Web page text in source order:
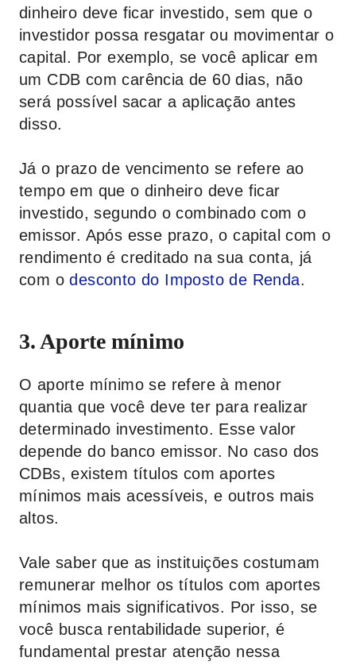
dinheiro deve ficar investido, sem que o
investidor possa resgatar ou movimentar o
capital. Por exemplo, se você aplicar em
um CDB com carência de 60 dias, não
será possível sacar a aplicação antes
disso.
Já o prazo de vencimento se refere ao
tempo em que o dinheiro deve ficar
investido, segundo o combinado com o
emissor. Após esse prazo, o capital com o
rendimento é creditado na sua conta, já
com odesconto do Imposto de Renda.
3. Aporte mínimo
O aporte mínimo se refere à menor
quantia que você deve ter para realizar
determinado investimento. Esse valor
depende do banco emissor. No caso dos
CDBs, existem títulos com aportes
mínimos mais acessíveis, e outros mais
altos.
Vale saber que as instituições costumam
remunerar melhor os títulos com aportes
mínimos mais significativos. Por isso, se
você busca rentabilidade superior, é
fundamental prestar atenção nessa